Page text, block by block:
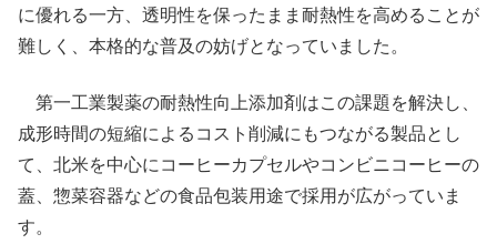
に優れる一方、透明性を保ったまま耐熱性を高めることが
難しく、本格的な普及の妨げとなっていました。
第一工業製薬の耐熱性向上添加剤はこの課題を解決し、
成形時間の短縮によるコスト削減にもつながる製品とし
て、北米を中心にコーヒーカプセルやコンビニコーヒーの
蓋、惣菜容器などの食品包装用途で採用が広がっていま
す。